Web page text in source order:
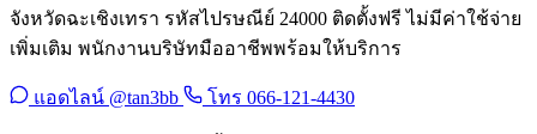
จังหวัดฉะเชิงเทรา รหัสไปรษณีย์ 24000 ติดตั้งฟรี ไม่มีค่าใช้จ่าย
เพิ่มเติม พนักงานบริษัทมืออาชีพพร้อมให้บริการ
แอดไลน์ @tan3bb โทร 066-121-4430